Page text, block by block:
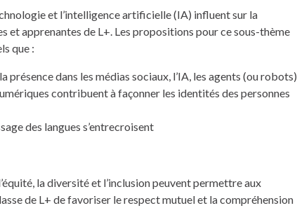
et l’intelligence artificielle (IA) influent sur la
et apprenantes de L+. Les propositions pour ce sous-thème
que :
présence dans les médias sociaux, l’IA, les agents (ou robots)
contribuent à façonner les identités des personnes
des langues s’entrecroisent
la diversité et l’inclusion peuvent permettre aux
de L+ de favoriser le respect mutuel et la compréhension